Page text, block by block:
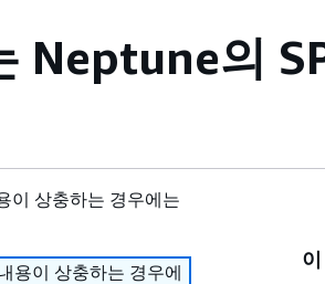
Neptune의
이 상충하는 경우에는
용이 상충하는 경우에